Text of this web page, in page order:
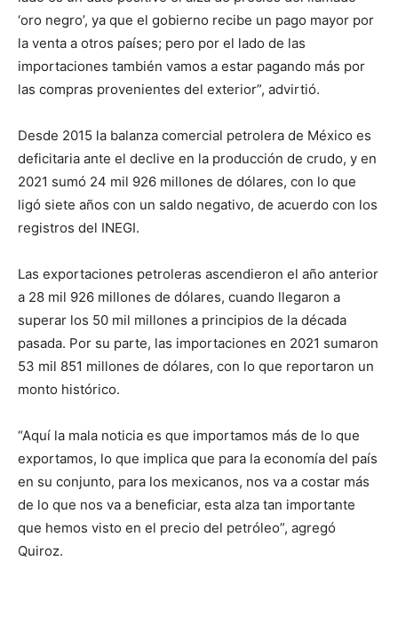
‘oro negro’, ya que el gobierno recibe un pago mayor por
la venta a otros países; pero por el lado de las
importaciones también vamos a estar pagando más por
las compras provenientes del exterior”, advirtió.
Desde 2015 la balanza comercial petrolera de México es
deficitaria ante el declive en la producción de crudo, y en
2021 sumó 24 mil 926 millones de dólares, con lo que
ligó siete años con un saldo negativo, de acuerdo con los
registros del INEGI.
Las exportaciones petroleras ascendieron el año anterior
a 28 mil 926 millones de dólares, cuando llegaron a
superar los 50 mil millones a principios de la década
pasada. Por su parte, las importaciones en 2021 sumaron
53 mil 851 millones de dólares, con lo que reportaron un
monto histórico.
“Aquí la mala noticia es que importamos más de lo que
exportamos, lo que implica que para la economía del país
en su conjunto, para los mexicanos, nos va a costar más
de lo que nos va a beneficiar, esta alza tan importante
que hemos visto en el precio del petróleo”, agregó
Quiroz.